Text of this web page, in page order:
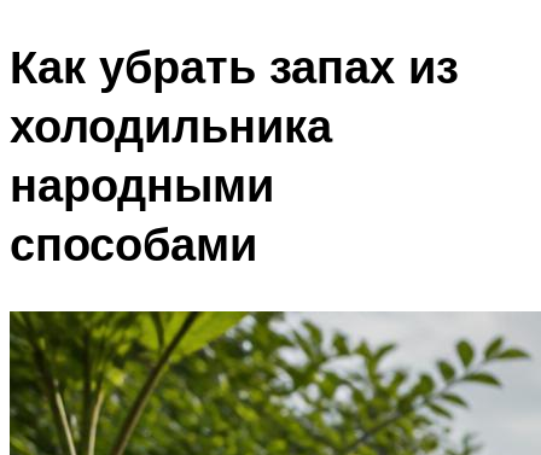
Как убрать запах из
холодильника
народными
способами